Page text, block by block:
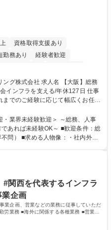
資格取得支援あり
勤務あり
経験者歓迎
寮・社宅あり 食事補助あり
人名 【大阪】総務
ンフラを支える/年休127日 仕事
でのご経験に応じて幅広くお任せ
※基本的には事務所勤務ですが、
以外への日帰り・宿泊を伴う国内
つ、お互いに助け合いながら、総
・業界未経験歓迎＞ ～総務、人事
あれば未経験OK～ ■歓迎条件：総
・社内外の
関西を代表するインフラ
企画
業企画、営業などの業務に従事していただ
労業務 ■海外に関係する各種業務 ■営業部